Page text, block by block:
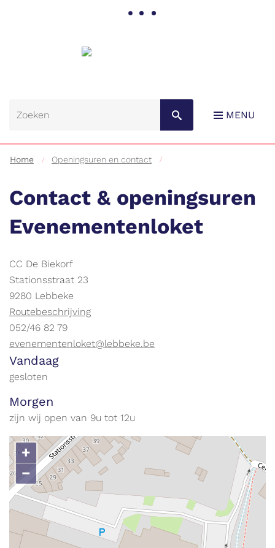
Naar
MENU
Home Openingsuren en contact
Contact & openingsuren
Evenementenloket
Contact
Gebouw
CC De Biekorf
Adres
Stationsstraat 23
,
9280 Lebbeke
Stratenplan
Routebeschrijving
tel.
052/46 82 79
E-
mail
evenementenloket@lebbeke.be
Openingsuren
Vandaag
gesloten
Morgen
zijn wij open van 9u tot 12u
+
−